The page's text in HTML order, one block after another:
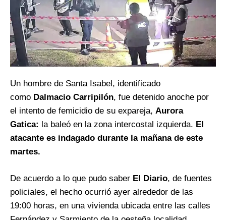
Un hombre de Santa Isabel, identificado
como Dalmacio Carripilón, fue detenido anoche por
el intento de femicidio de su expareja, Aurora
Gatica: la baleó en la zona intercostal izquierda. El
atacante es indagado durante la mañana de este
martes.
De acuerdo a lo que pudo saber El Diario, de fuentes
policiales, el hecho ocurrió ayer alrededor de las
19:00 horas, en una vivienda ubicada entre las calles